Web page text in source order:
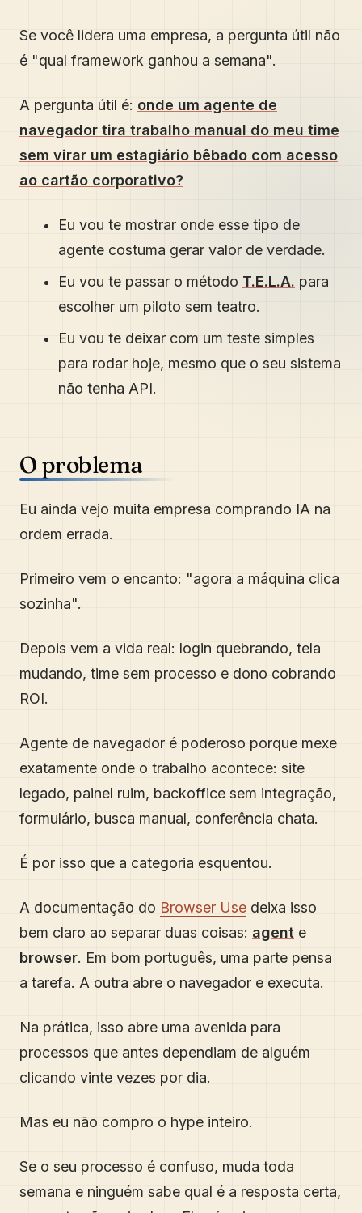
Se você lidera uma empresa, a pergunta útil não
é "qual framework ganhou a semana".
A pergunta útil é: onde um agente de
navegador tira trabalho manual do meu time
sem virar um estagiário bêbado com acesso
ao cartão corporativo?
Eu vou te mostrar onde esse tipo de
agente costuma gerar valor de verdade.
Eu vou te passar o método T.E.L.A. para
escolher um piloto sem teatro.
Eu vou te deixar com um teste simples
para rodar hoje, mesmo que o seu sistema
não tenha API.
O problema
Eu ainda vejo muita empresa comprando IA na
ordem errada.
Primeiro vem o encanto: "agora a máquina clica
sozinha".
Depois vem a vida real: login quebrando, tela
mudando, time sem processo e dono cobrando
ROI.
Agente de navegador é poderoso porque mexe
exatamente onde o trabalho acontece: site
legado, painel ruim, backoffice sem integração,
formulário, busca manual, conferência chata.
É por isso que a categoria esquentou.
A documentação do Browser Use deixa isso
bem claro ao separar duas coisas: agent e
browser. Em bom português, uma parte pensa
a tarefa. A outra abre o navegador e executa.
Na prática, isso abre uma avenida para
processos que antes dependiam de alguém
clicando vinte vezes por dia.
Mas eu não compro o hype inteiro.
Se o seu processo é confuso, muda toda
semana e ninguém sabe qual é a resposta certa,